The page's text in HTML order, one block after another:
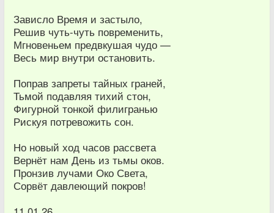
Зависло Время и застыло,
Решив чуть-чуть повременить,
Мгновеньем предвкушая чудо —
Весь мир внутри остановить.
Поправ запреты тайных граней,
Тьмой подавляя тихий стон,
Фигурной тонкой филигранью
Рискуя потревожить сон.
Но новый ход часов рассвета
Вернёт нам День из тьмы оков.
Пронзив лучами Око Света,
Сорвёт давлеющий покров!